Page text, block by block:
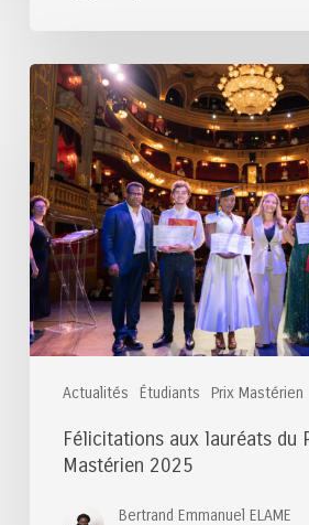
Actualités Étudiants Prix Mastérien
Félicitations
aux
lauréats
du
Prix
du
Mastérien
2025
Félicitations aux lauréats du
Mastérien 2025
Bertrand Emmanuel ELAME